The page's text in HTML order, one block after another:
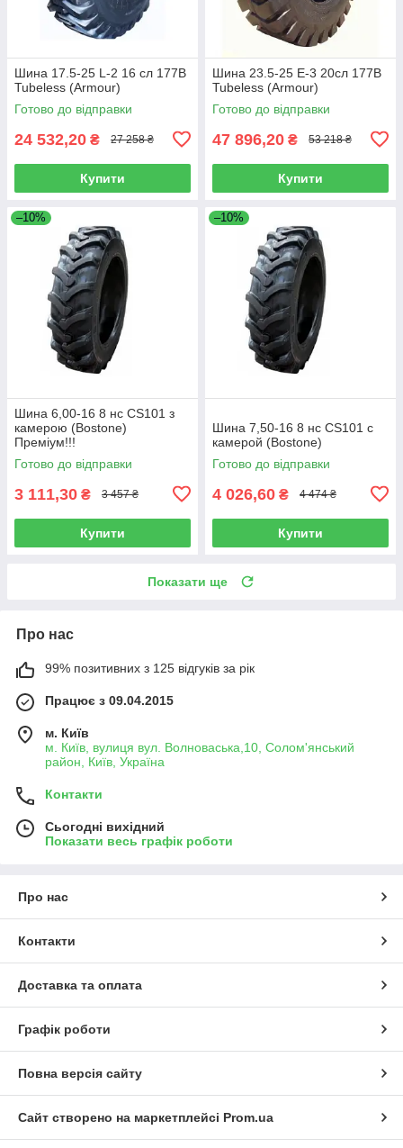
Шина 17.5-25 L-2 16 сл 177B
Tubeless (Armour)
Готово до відправки
24 532,20 ₴ 27 258 ₴
Купити
Шина 23.5-25 E-3 20сл 177B
Tubeless (Armour)
Готово до відправки
47 896,20 ₴ 53 218 ₴
Купити
–10%
Шина 6,00-16 8 нс CS101 з
камерою (Bostone)
Преміум!!!
Готово до відправки
3 111,30 ₴ 3 457 ₴
Купити
–10%
Шина 7,50-16 8 нс CS101 с
камерой (Bostone)
Готово до відправки
4 026,60 ₴ 4 474 ₴
Купити
Показати ще
Про нас
99% позитивних з 125 відгуків за рік
Працює з 09.04.2015
м. Київ
м. Київ, вулиця вул. Волноваська,10, Солом'янський
район, Київ, Україна
Контакти
Сьогодні вихідний
Показати весь графік роботи
Про нас
Контакти
Доставка та оплата
Графік роботи
Повна версія сайту
Сайт створено на маркетплейсі Prom.ua